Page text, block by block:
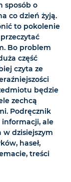
sposób o
co dzień żyją.
to pokolenie
Bo problem
część
czyta ze
będzie
zechcą
Podręcznik
informacji, ale
dzisiejszym
haseł,
treści